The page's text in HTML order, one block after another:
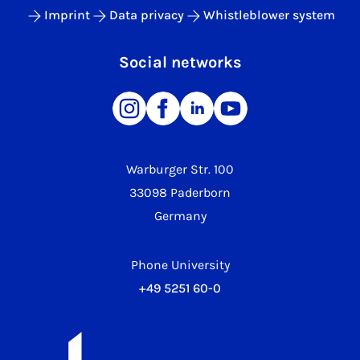
Warburger Str. 100
33098 Paderborn
Germany
Phone University
+49 5251 60-0
Imprint Data privacy Whistleblower system
Social networks